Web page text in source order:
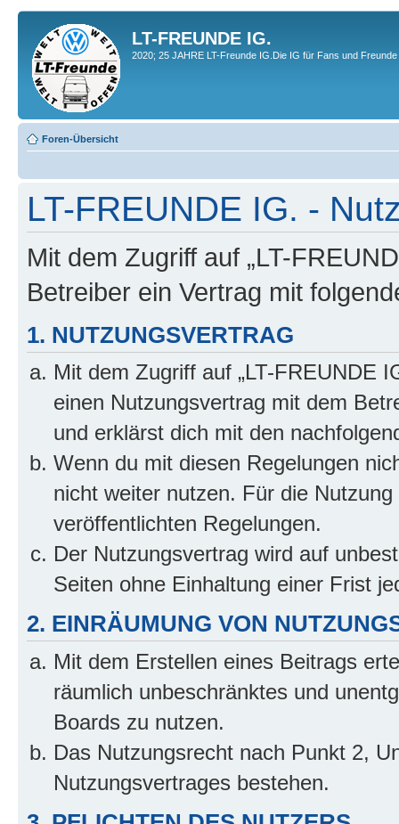
LT-FREUNDE IG.
2020; 25 JAHRE LT-Freunde IG.Die IG für Fans und
Foren-Übersicht
LT-FREUNDE IG. -
Mit dem Zugriff auf „LT-
Betreiber ein Vertrag mit
1. NUTZUNGSVERTRAG
Mit dem Zugriff auf „LT-FREUNDE
einen Nutzungsvertrag mit dem
und erklärst dich mit den
Wenn du mit diesen Regelungen
nicht weiter nutzen. Für die
veröffentlichten Regelungen.
Der Nutzungsvertrag wird auf
Seiten ohne Einhaltung einer Frist
2. EINRÄUMUNG VON
Mit dem Erstellen eines Beitrags
räumlich unbeschränktes und
Boards zu nutzen.
Das Nutzungsrecht nach Punkt 2,
Nutzungsvertrages bestehen.